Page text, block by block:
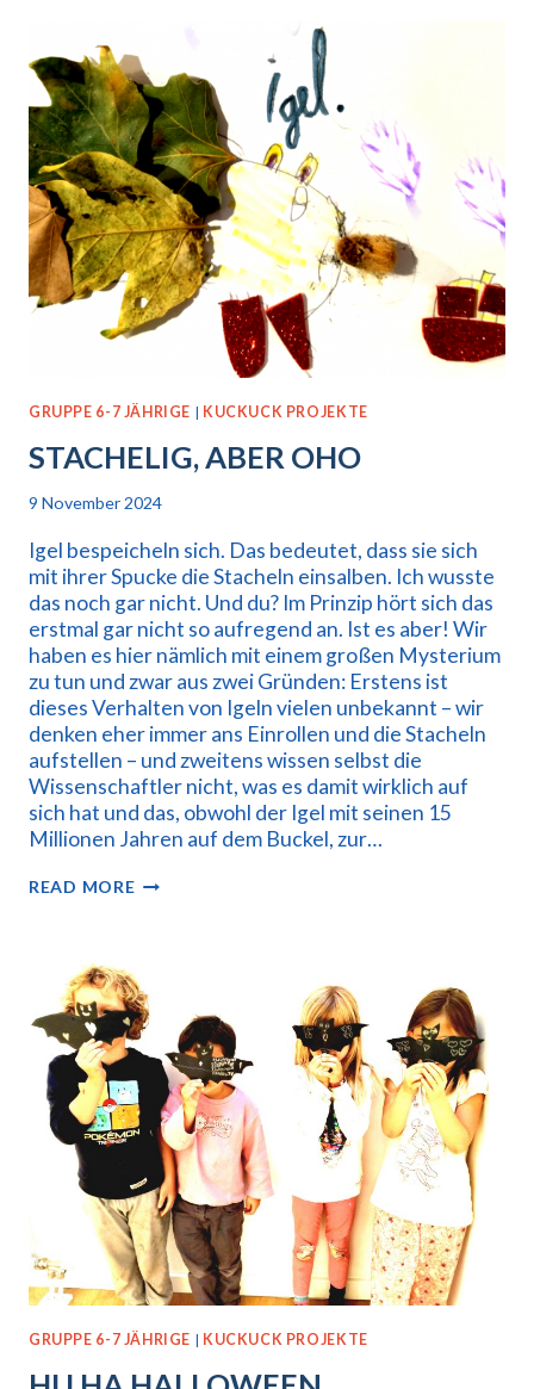
GRUPPE 6-7 JÄHRIGE | KUCKUCK PROJEKTE
STACHELIG, ABER OHO
9 November 2024
Igel bespeicheln sich. Das bedeutet, dass sie sich
mit ihrer Spucke die Stacheln einsalben. Ich wusste
das noch gar nicht. Und du? Im Prinzip hört sich das
erstmal gar nicht so aufregend an. Ist es aber! Wir
haben es hier nämlich mit einem großen Mysterium
zu tun und zwar aus zwei Gründen: Erstens ist
dieses Verhalten von Igeln vielen unbekannt – wir
denken eher immer ans Einrollen und die Stacheln
aufstellen – und zweitens wissen selbst die
Wissenschaftler nicht, was es damit wirklich auf
sich hat und das, obwohl der Igel mit seinen 15
Millionen Jahren auf dem Buckel, zur…
READ MORESTACHELIG,
GRUPPE 6-7 JÄHRIGE | KUCKUCK PROJEKTE